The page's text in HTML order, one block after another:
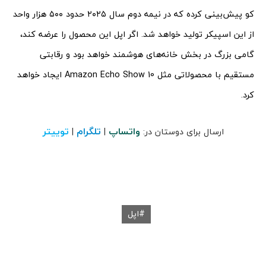
کو پیش‌بینی کرده که در نیمه دوم سال ۲۰۲۵ حدود ۵۰۰ هزار واحد
از این اسپیکر تولید خواهد شد. اگر اپل این محصول را عرضه کند،
گامی بزرگ در بخش خانه‌های هوشمند خواهد بود و رقابتی
مستقیم با محصولاتی مثل Amazon Echo Show 10 ایجاد خواهد
کرد.
ارسال برای دوستان در: واتساپ | تلگرام | توییتر
اپل